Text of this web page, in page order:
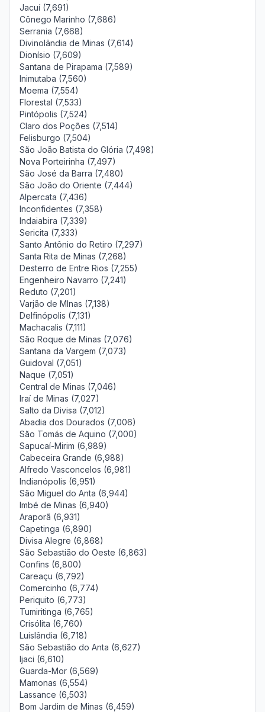
Jacuí (7,691)
Cônego Marinho (7,686)
Serrania (7,668)
Divinolândia de Minas (7,614)
Dionísio (7,609)
Santana de Pirapama (7,589)
Inimutaba (7,560)
Moema (7,554)
Florestal (7,533)
Pintópolis (7,524)
Claro dos Poções (7,514)
Felisburgo (7,504)
São João Batista do Glória (7,498)
Nova Porteirinha (7,497)
São José da Barra (7,480)
São João do Oriente (7,444)
Alpercata (7,436)
Inconfidentes (7,358)
Indaiabira (7,339)
Sericita (7,333)
Santo Antônio do Retiro (7,297)
Santa Rita de Minas (7,268)
Desterro de Entre Rios (7,255)
Engenheiro Navarro (7,241)
Reduto (7,201)
Varjão de MInas (7,138)
Delfinópolis (7,131)
Machacalis (7,111)
São Roque de Minas (7,076)
Santana da Vargem (7,073)
Guidoval (7,051)
Naque (7,051)
Central de Minas (7,046)
Iraí de Minas (7,027)
Salto da Divisa (7,012)
Abadia dos Dourados (7,006)
São Tomás de Aquino (7,000)
Sapucaí-Mirim (6,989)
Cabeceira Grande (6,988)
Alfredo Vasconcelos (6,981)
Indianópolis (6,951)
São Miguel do Anta (6,944)
Imbé de Minas (6,940)
Araporã (6,931)
Capetinga (6,890)
Divisa Alegre (6,868)
São Sebastião do Oeste (6,863)
Confins (6,800)
Careaçu (6,792)
Comercinho (6,774)
Periquito (6,773)
Tumiritinga (6,765)
Crisólita (6,760)
Luislândia (6,718)
São Sebastião do Anta (6,627)
Ijaci (6,610)
Guarda-Mor (6,569)
Mamonas (6,554)
Lassance (6,503)
Bom Jardim de Minas (6,459)